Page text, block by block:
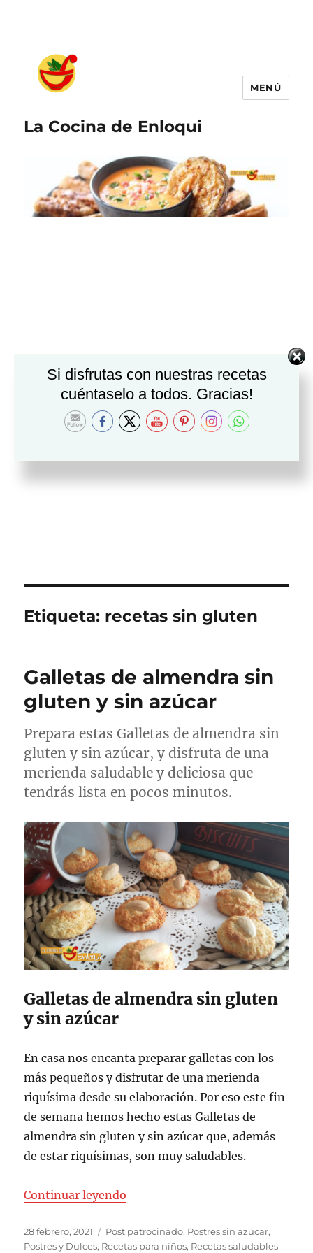
La Cocina de Enloqui
MENÚ
Etiqueta: recetas sin gluten
Galletas de almendra sin
gluten y sin azúcar
Prepara estas Galletas de almendra sin
gluten y sin azúcar, y disfruta de una
merienda saludable y deliciosa que
tendrás lista en pocos minutos.
Galletas de almendra sin gluten
y sin azúcar
En casa nos encanta preparar galletas con los
más pequeños y disfrutar de una merienda
riquísima desde su elaboración. Por eso este fin
de semana hemos hecho estas Galletas de
almendra sin gluten y sin azúcar que, además
de estar riquísimas, son muy saludables.
Continuar leyendo
Publicado
el
28 febrero, 2021 Categorías
Post patrocinado, Postres sin azúcar,
Postres y Dulces, Recetas para niños, Recetas saludables
Si disfrutas con nuestras recetas
cuéntaselo a todos. Gracias!